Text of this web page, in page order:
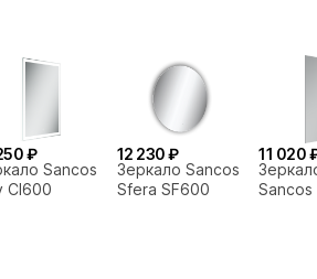
₽
Sancos
CI600
12 230 ₽
Зеркало Sancos
Sfera SF600
11 020
Sancos